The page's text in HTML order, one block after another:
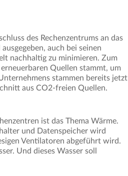
des Rechenzentrums an das
auch bei seinen
nachhaltig zu minimieren. Zum
Quellen stammt, um
stammen bereits jetzt
aus CO2-freien Quellen.
ist das Thema Wärme.
und Datenspeicher wird
Ventilatoren abgeführt wird.
Und dieses Wasser soll